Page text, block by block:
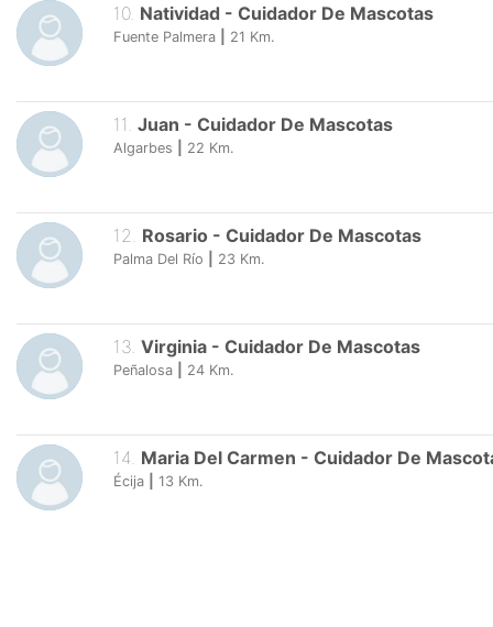
10. Natividad - Cuidador De Mascotas
Fuente Palmera 21 Km.
11 Juan - Cuidador De Mascotas
Algarbes 22 Km.
12 Rosario - Cuidador De Mascotas
Palma Del Río 23 Km.
13. Virginia - Cuidador De Mascotas
Peñalosa 24 Km.
14. Maria Del Carmen - Cuidador De
Écija 13 Km.